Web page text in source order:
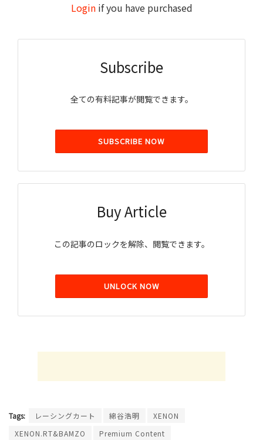
Loginif you have purchased
Subscribe
全ての有料記事が閲覧できます。
SUBSCRIBE NOW
Buy Article
この記事のロックを解除、閲覧できます。
UNLOCK NOW
Tags: レーシングカート 綿谷浩明
XENON
XENON.RT&BAMZO
Premium Content